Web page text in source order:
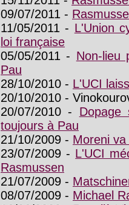
09/07/2011 -
11/05/2011 - L'Union
loi française
05/05/2011 - Non-lieu
Pau
28/10/2010 - L'UCI
20/10/2010 -
20/07/2010 -
toujours à Pau
21/10/2009 - Moreni
23/07/2009 - L'UCI
Rasmussen
21/07/2009 -
08/07/2009 - Michael